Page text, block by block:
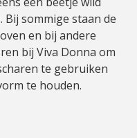
sommige staan de
en bij andere
bij Viva Donna om
te gebruiken
te houden.